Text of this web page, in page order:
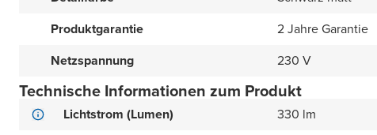
Produktgarantie
2 Jahre Garantie
Netzspannung
230 V
Technische Informationen zum Produkt
Lichtstrom (Lumen)
330 lm